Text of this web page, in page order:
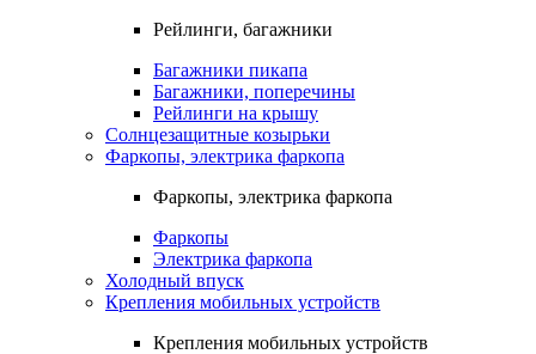
Рейлинги, багажники
Багажники пикапа
Багажники, поперечины
Рейлинги на крышу
Солнцезащитные козырьки
Фаркопы, электрика фаркопа
Фаркопы, электрика фаркопа
Фаркопы
Электрика фаркопа
Холодный впуск
Крепления мобильных устройств
Крепления мобильных устройств